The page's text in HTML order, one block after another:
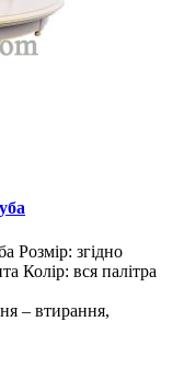
Розмір: згідно
Колір: вся палітра
– втирання,